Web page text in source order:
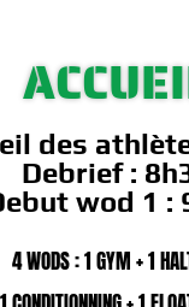
des
Debrief :
wod 1 :
4 WODS : 1 GYM + 1